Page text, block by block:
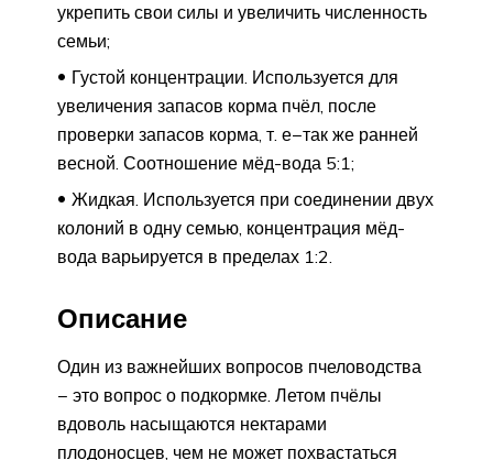
укрепить свои силы и увеличить численность
семьи;
Густой концентрации. Используется для
увеличения запасов корма пчёл, после
проверки запасов корма, т. е−так же ранней
весной. Соотношение мёд-вода 5:1;
Жидкая. Используется при соединении двух
колоний в одну семью, концентрация мёд-
вода варьируется в пределах 1:2.
Описание
Один из важнейших вопросов пчеловодства
− это вопрос о подкормке. Летом пчёлы
вдоволь насыщаются нектарами
плодоносцев, чем не может похвастаться